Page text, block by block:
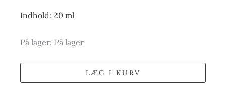
Indhold: 20 ml
På lager: På lager
LÆG I KURV